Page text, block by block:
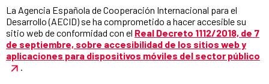
La Agencia Española de Cooperación Internacional para el
Desarrollo (AECID) se ha comprometido a hacer accesible su
sitio web de conformidad con el Real Decreto 1112/2018, de 7
de septiembre, sobre accesibilidad de los sitios web y
aplicaciones para dispositivos móviles del sector público